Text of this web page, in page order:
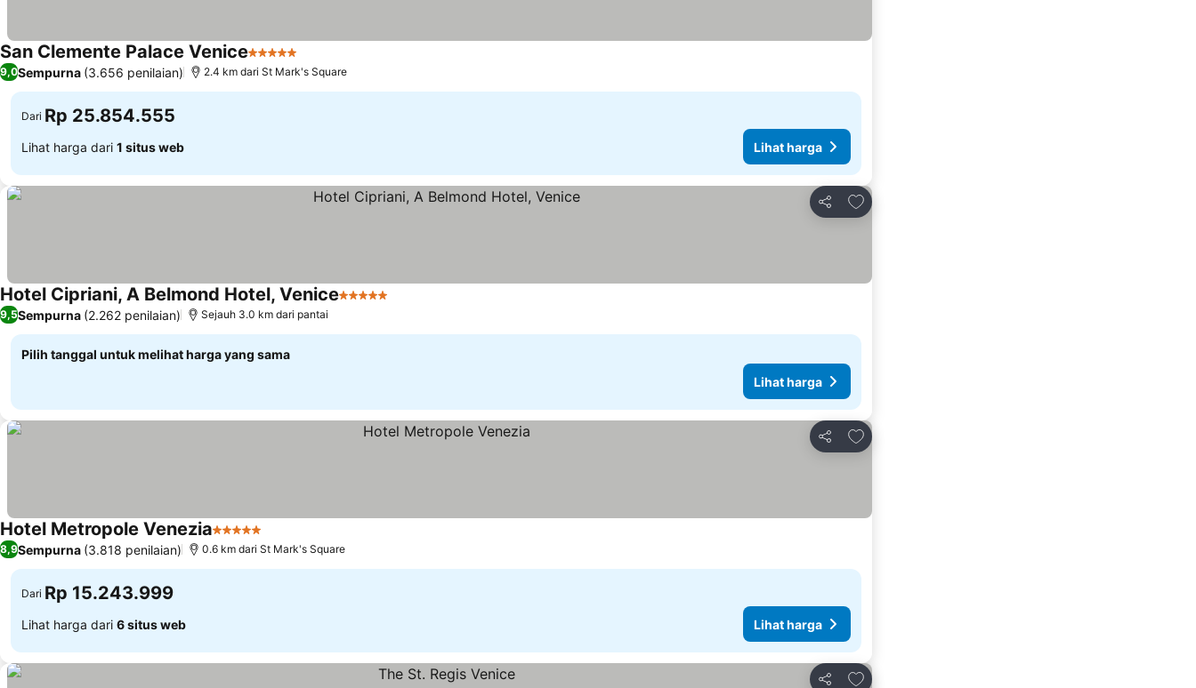
San Clemente Palace Venice5 Bintang
9,0Sempurna (3.656 penilaian) 2.4 km dari St Mark's Square
Dari Rp 25.854.555
Lihat harga dari 1 situs web Lihat harga
Bagikan
Tambahkan ke favorit
Hotel Cipriani, A Belmond Hotel, Venice5 Bintang
9,5Sempurna (2.262 penilaian) Sejauh 3.0 km dari pantai
Pilih tanggal untuk melihat harga yang sama
Lihat harga
Bagikan
Tambahkan ke favorit
Hotel Metropole Venezia5 Bintang
8,9Sempurna (3.818 penilaian) 0.6 km dari St Mark's Square
Dari Rp 15.243.999
Lihat harga dari 6 situs web Lihat harga
Tambahkan ke favorit